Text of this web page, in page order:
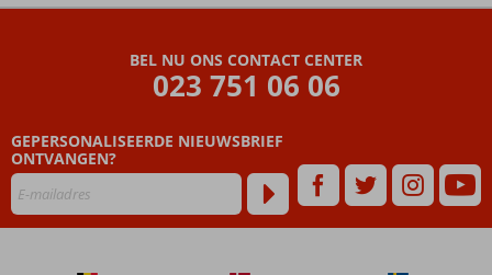
BEL NU ONS CONTACT CENTER
023 751 06 06
GEPERSONALISEERDE NIEUWSBRIEF
ONTVANGEN?